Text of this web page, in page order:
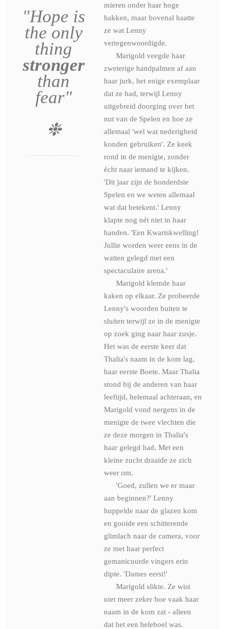
"Hope is
the only
thing
stronger
than
fear"
❉
mieren onder haar hoge
hakken, maar bovenal haatte
ze wat Lenny
vertegenwoordigde.
Marigold veegde haar
zweterige handpalmen af aan
haar jurk, het enige exemplaar
dat ze had, terwijl Lenny
uitgebreid doorging over het
nut van de Spelen en hoe ze
allemaal 'wel wat nederigheid
konden gebruiken'. Ze keek
rond in de menigte, zonder
écht naar iemand te kijken.
'Dit jaar zijn de honderdste
Spelen en we weten allemaal
wat dat betekent.' Lenny
klapte nog nét niet in haar
handen. 'Een Kwartskwelling!
Jullie worden weer eens in de
watten gelegd met een
spectaculaire arena.'
Marigold klemde haar
kaken op elkaar. Ze probeerde
Lenny's woorden buiten te
sluiten terwijl ze in de menigte
op zoek ging naar haar zusje.
Het was de eerste keer dat
Thalia's naam in de kom lag,
haar eerste Boete. Maar Thalia
stond bij de anderen van haar
leeftijd, helemaal achteraan, en
Marigold vond nergens in de
menigte de twee vlechten die
ze deze morgen in Thalia's
haar gelegd had. Met een
kleine zucht draaide ze zich
weer om.
'Goed, zullen we er maar
aan beginnen?' Lenny
huppelde naar de glazen kom
en gooide een schitterende
glimlach naar de camera, voor
ze met haar perfect
gemanicuurde vingers erin
dipte. 'Dames eerst!'
Marigold slikte. Ze wist
niet meer zeker hoe vaak haar
naam in de kom zat - alleen
dat het een heleboel was.